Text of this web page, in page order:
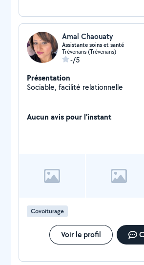
Amal Chaouaty
Assistante soins et santé
Trévenans (Trévenans)
-/5
Présentation
Sociable, facilité relationnelle
Aucun avis pour l'instant
Covoiturage
Voir le profil